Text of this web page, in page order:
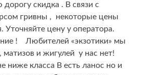
дорогу скидка . В связи с
гривны , некоторые цены
Уточняйте цену у оператора.
! Любителей «экзотики» мы
матизов и жигулей у нас нет!
ниже класса В есть ланос но и